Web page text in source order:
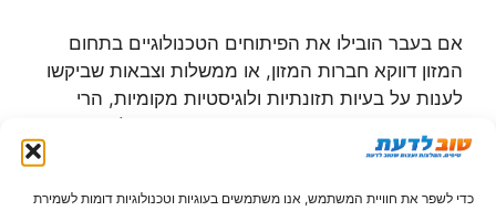
כדי לשפר את חוויית המשתמש, אנו משתמשים בעוגיות וטכנולוגיות דומות לשמירת
אם בעבר הובילו את הפיתוחים הטכנולוגיים בתחום
המזון דווקא חברות המזון, או ממשלות וצבאות שביקשו
לענות על בעיות תזונתיות ולוגיסטיות מקומיות, הרי
סטארטאפים המובילים את חזית הטכנולוגיה.